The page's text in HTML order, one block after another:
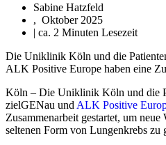
Sabine Hatzfeld
, Oktober 2025
| ca. 2 Minuten Lesezeit
Die Uniklinik Köln und die
ALK Positive Europe haben eine
Köln – Die Uniklinik Köln und die
zielGENau und ALK Positive
Zusammenarbeit gestartet, um
seltenen Form von Lungenkrebs zu